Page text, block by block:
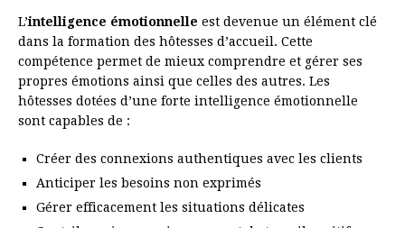
L’intelligence émotionnelle est devenue un élément clé
dans la formation des hôtesses d’accueil. Cette
compétence permet de mieux comprendre et gérer ses
propres émotions ainsi que celles des autres. Les
hôtesses dotées d’une forte intelligence émotionnelle
sont capables de :
Créer des connexions authentiques avec les clients
Anticiper les besoins non exprimés
Gérer efficacement les situations délicates